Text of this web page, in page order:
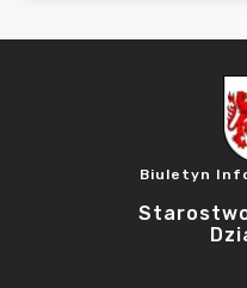
Biuletyn